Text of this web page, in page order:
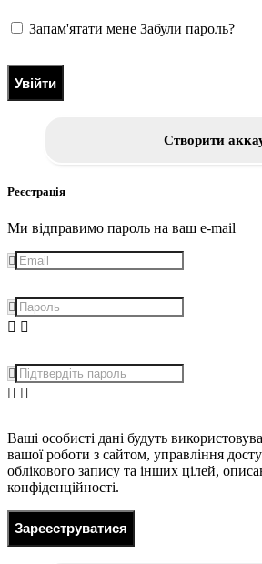
Запам'ятати мене Забули пароль?
Увійти
Створити
Реєстрація
Ми відправимо пароль на ваш e-mail
Ваші особисті дані будуть
вашої роботи з сайтом, управління
облікового запису та інших цілей,
конфіденційності.
Зареєструватися